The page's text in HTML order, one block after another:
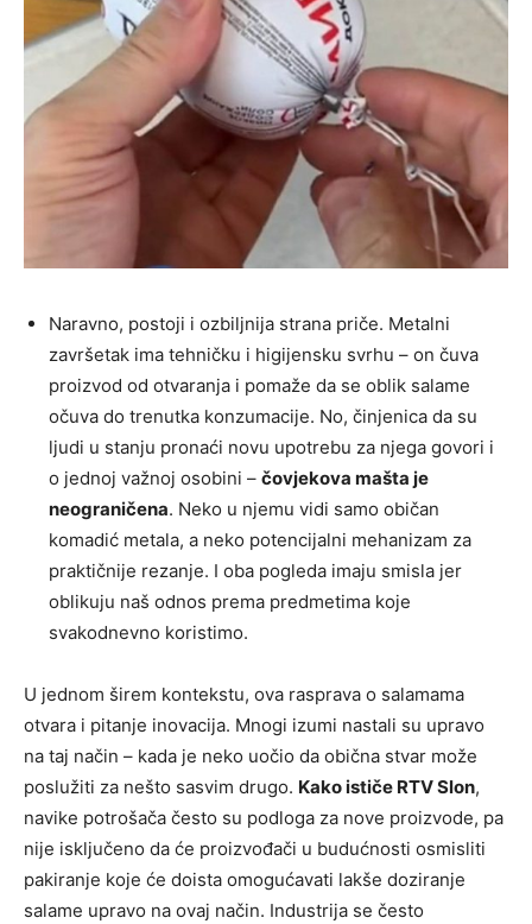
Naravno, postoji i ozbiljnija strana priče. Metalni
završetak ima tehničku i higijensku svrhu – on čuva
proizvod od otvaranja i pomaže da se oblik salame
očuva do trenutka konzumacije. No, činjenica da su
ljudi u stanju pronaći novu upotrebu za njega govori i
o jednoj važnoj osobini – čovjekova mašta je
neograničena. Neko u njemu vidi samo običan
komadić metala, a neko potencijalni mehanizam za
praktičnije rezanje. I oba pogleda imaju smisla jer
oblikuju naš odnos prema predmetima koje
svakodnevno koristimo.
U jednom širem kontekstu, ova rasprava o salamama
otvara i pitanje inovacija. Mnogi izumi nastali su upravo
na taj način – kada je neko uočio da obična stvar može
poslužiti za nešto sasvim drugo. Kako ističe RTV Slon,
navike potrošača često su podloga za nove proizvode, pa
nije isključeno da će proizvođači u budućnosti osmisliti
pakiranje koje će doista omogućavati lakše doziranje
salame upravo na ovaj način. Industrija se često